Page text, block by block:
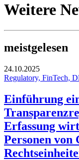
Weitere
meistgelesen
24.10.2025
Regulatory, FinTech,
Einführung
Erfassung
Personen von